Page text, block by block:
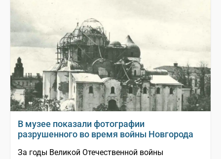
В музее показали фотографии
разрушенного во время войны Новгорода
За годы Великой Отечественной войны